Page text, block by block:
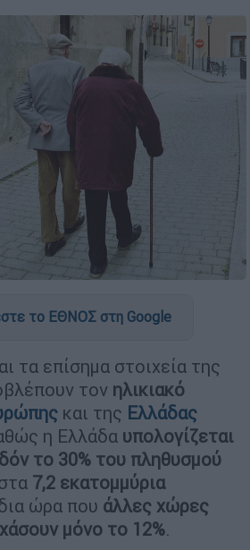
το ΕΘΝΟΣ στη Google
τα επίσημα στοιχεία της
τον ηλικιακό
και της Ελλάδας
η Ελλάδα υπολογίζεται
το 30% του πληθυσμού
7,2 εκατομμύρια
ώρα που άλλες χώρες
μόνο το 12%.